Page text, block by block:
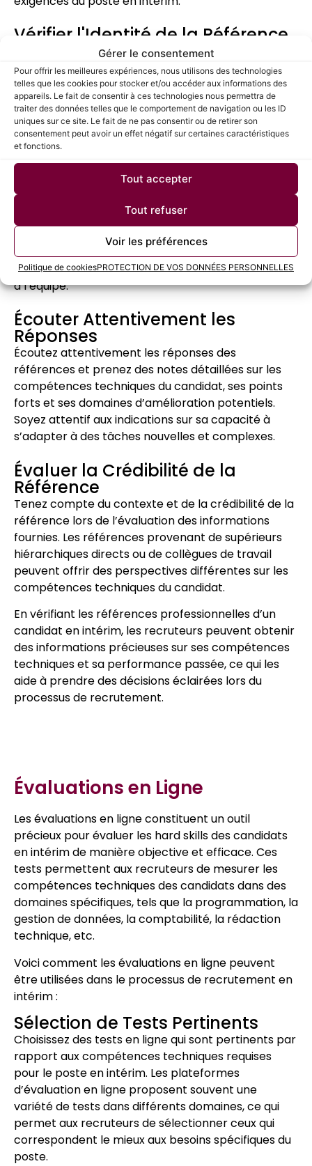
Gérer le consentement
Pour offrir les meilleures expériences, nous utilisons des technologies
telles que les cookies pour stocker et/ou accéder aux informations des
appareils. Le fait de consentir à ces technologies nous permettra de
traiter des données telles que le comportement de navigation ou les ID
uniques sur ce site. Le fait de ne pas consentir ou de retirer son
consentement peut avoir un effet négatif sur certaines caractéristiques
et fonctions.
Tout accepter
Tout refuser
Voir les préférences
Politique de cookiesPROTECTION DE VOS DONNÉES PERSONNELLES
Vérifier l'Identité de la Référence
Avant de divulguer des informations confidentielles
sur l’ancien employé, assurez-vous de vérifier
l’identité de la personne qui fournit la référence.
Demandez son titre, son affiliation à l’entreprise et
ses coordonnées professionnelles pour confirmer
son authenticité.
Poser des Questions Ouvertes
Posez des questions ouvertes qui encouragent les
références à fournir des détails et des exemples
concrets de l’expérience de travail du candidat. Par
exemple, demandez-leur de décrire les projets sur
lesquels le candidat a travaillé, les compétences
techniques qu’il a démontrées et ses contributions
à l’équipe.
Écouter Attentivement les
Réponses
Écoutez attentivement les réponses des
références et prenez des notes détaillées sur les
compétences techniques du candidat, ses points
forts et ses domaines d’amélioration potentiels.
Soyez attentif aux indications sur sa capacité à
s’adapter à des tâches nouvelles et complexes.
Évaluer la Crédibilité de la
Référence
Tenez compte du contexte et de la crédibilité de la
référence lors de l’évaluation des informations
fournies. Les références provenant de supérieurs
hiérarchiques directs ou de collègues de travail
peuvent offrir des perspectives différentes sur les
compétences techniques du candidat.
En vérifiant les références professionnelles d’un
candidat en intérim, les recruteurs peuvent obtenir
des informations précieuses sur ses compétences
techniques et sa performance passée, ce qui les
aide à prendre des décisions éclairées lors du
processus de recrutement.
Évaluations en Ligne
Les évaluations en ligne constituent un outil
précieux pour évaluer les hard skills des candidats
en intérim de manière objective et efficace. Ces
tests permettent aux recruteurs de mesurer les
compétences techniques des candidats dans des
domaines spécifiques, tels que la programmation, la
gestion de données, la comptabilité, la rédaction
technique, etc.
Voici comment les évaluations en ligne peuvent
être utilisées dans le processus de recrutement en
intérim :
Sélection de Tests Pertinents
Choisissez des tests en ligne qui sont pertinents par
rapport aux compétences techniques requises
pour le poste en intérim. Les plateformes
d’évaluation en ligne proposent souvent une
variété de tests dans différents domaines, ce qui
permet aux recruteurs de sélectionner ceux qui
correspondent le mieux aux besoins spécifiques du
poste.